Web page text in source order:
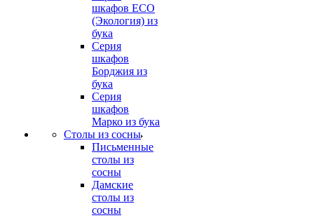
шкафов ECO
(Экология) из
бука
Серия
шкафов
Борджия из
бука
Серия
шкафов
Марко из бука
Столы из сосны
Письменные
столы из
сосны
Дамские
столы из
сосны